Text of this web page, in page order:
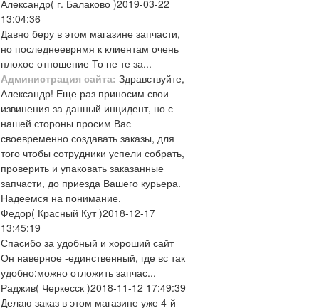
Александр( г. Балаково )2019-03-22
13:04:36
Давно беру в этом магазине запчасти,
но последнееврнмя к клиентам очень
плохое отношение То не те за...
Администрация сайта: Здравствуйте,
Александр! Еще раз приносим свои
извинения за данный инцидент, но с
нашей стороны просим Вас
своевременно создавать заказы, для
того чтобы сотрудники успели собрать,
проверить и упаковать заказанные
запчасти, до приезда Вашего курьера.
Надеемся на понимание.
Федор( Красный Кут )2018-12-17
13:45:19
Спасибо за удобный и хороший сайт
Он наверное -единственный, где вс так
удобно:можно отложить запчас...
Раджив( Черкесск )2018-11-12 17:49:39
Делаю заказ в этом магазине уже 4-й